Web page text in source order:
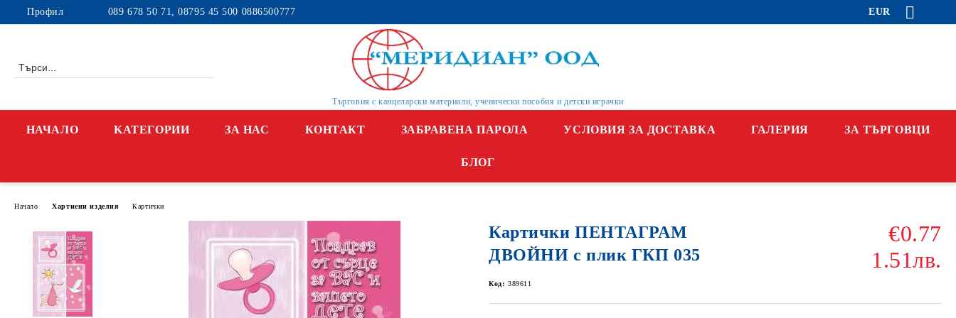
Профил 089 678 50 71, 08795 45 500 0886500777 EUR
Търговия с канцеларски материали, ученически пособия и детски играчки
НАЧАЛО KАТЕГОРИИ ЗА НАС КОНТАКТ ЗАБРАВЕНА ПАРОЛА УСЛОВИЯ ЗА ДОСТАВКА ГАЛЕРИЯ ЗА ТЪРГОВЦИ
БЛОГ
Начало Хартиени изделия Картички
Картички ПЕНТАГРАМ
ДВОЙНИ с плик ГКП 035
€0.77
1.51лв.
Код: 389611